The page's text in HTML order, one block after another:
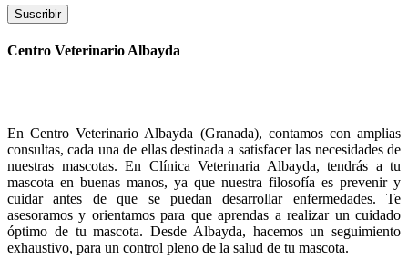
Suscribir
Centro Veterinario Albayda
En Centro Veterinario Albayda (Granada), contamos con amplias
consultas, cada una de ellas destinada a satisfacer las necesidades de
nuestras mascotas. En Clínica Veterinaria Albayda, tendrás a tu
mascota en buenas manos, ya que nuestra filosofía es prevenir y
cuidar antes de que se puedan desarrollar enfermedades. Te
asesoramos y orientamos para que aprendas a realizar un cuidado
óptimo de tu mascota. Desde Albayda, hacemos un seguimiento
exhaustivo, para un control pleno de la salud de tu mascota.